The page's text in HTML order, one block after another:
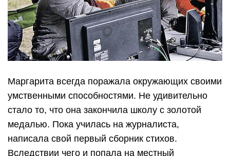
Маргарита всегда поражала окружающих своими
умственными способностями. Не удивительно
стало то, что она закончила школу с золотой
медалью. Пока училась на журналиста,
написала свой первый сборник стихов.
Вследствии чего и попала на местный